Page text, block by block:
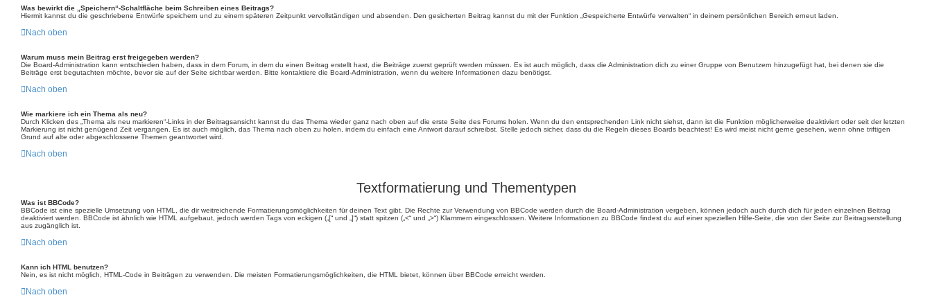
Was bewirkt die „Speichern“-Schaltfläche beim Schreiben eines Beitrags?
Hiermit kannst du die geschriebene Entwürfe speichern und zu einem späteren Zeitpunkt vervollständigen und absenden. Den gesicherten Beitrag kannst du mit der Funktion „Gespeicherte Entwürfe verwalten“ in deinem persönlichen Bereich erneut laden.
Nach oben
Warum muss mein Beitrag erst freigegeben werden?
Die Board-Administration kann entschieden haben, dass in dem Forum, in dem du einen Beitrag erstellt hast, die Beiträge zuerst geprüft werden müssen. Es ist auch möglich, dass die Administration dich zu einer Gruppe von Benutzern hinzugefügt hat, bei denen sie die
Beiträge erst begutachten möchte, bevor sie auf der Seite sichtbar werden. Bitte kontaktiere die Board-Administration, wenn du weitere Informationen dazu benötigst.
Nach oben
Wie markiere ich ein Thema als neu?
Durch Klicken des „Thema als neu markieren“-Links in der Beitragsansicht kannst du das Thema wieder ganz nach oben auf die erste Seite des Forums holen. Wenn du den entsprechenden Link nicht siehst, dann ist die Funktion möglicherweise deaktiviert oder seit der letzten
Markierung ist nicht genügend Zeit vergangen. Es ist auch möglich, das Thema nach oben zu holen, indem du einfach eine Antwort darauf schreibst. Stelle jedoch sicher, dass du die Regeln dieses Boards beachtest! Es wird meist nicht gerne gesehen, wenn ohne triftigen
Grund auf alte oder abgeschlossene Themen geantwortet wird.
Nach oben
Textformatierung und Thementypen
Was ist BBCode?
BBCode ist eine spezielle Umsetzung von HTML, die dir weitreichende Formatierungsmöglichkeiten für deinen Text gibt. Die Rechte zur Verwendung von BBCode werden durch die Board-Administration vergeben, können jedoch auch durch dich für jeden einzelnen Beitrag
deaktiviert werden. BBCode ist ähnlich wie HTML aufgebaut, jedoch werden Tags von eckigen („[“ und „]“) statt spitzen („<“ und „>“) Klammern eingeschlossen. Weitere Informationen zu BBCode findest du auf einer speziellen Hilfe-Seite, die von der Seite zur Beitragserstellung
aus zugänglich ist.
Nach oben
Kann ich HTML benutzen?
Nein, es ist nicht möglich, HTML-Code in Beiträgen zu verwenden. Die meisten Formatierungsmöglichkeiten, die HTML bietet, können über BBCode erreicht werden.
Nach oben